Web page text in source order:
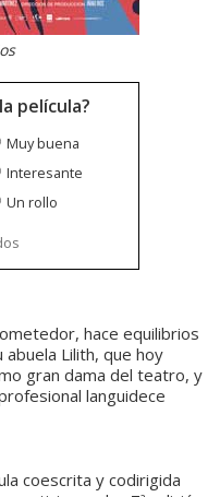
película?
Muy buena
Interesante
Un rollo
hace equilibrios
Lilith, que hoy
gran dama del teatro, y
languidece
coescrita y codirigida